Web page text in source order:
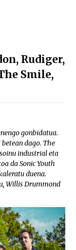
Rudiger,
Smile,
gonbidatua.
dago. The
industrial eta
da Sonic Youth
duena.
Willis Drummond